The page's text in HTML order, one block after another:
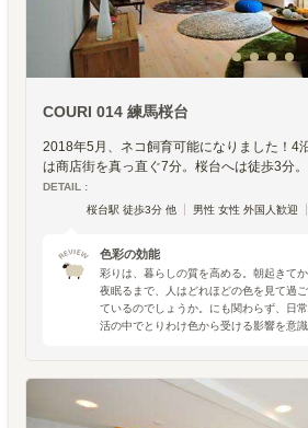
COURI 014 練馬桜台
2018年5月、ネコ飼育可能になりました！4
は商店街を真っ直ぐ7分。桜台へは徒歩3分。
DETAIL :
桜台駅 徒歩3分 他
男性 女性 外国人歓迎
色彩の効能
彩りは、暮らしの質を高める。朝起きて
夜眠るまで、人はどれほどの色を見て過
ているのでしょうか。にも関わらず、日
活の中でとりわけ色から受ける影響を意
この瞬間にも、私たちの心や身体に様々
響を与えているそうで